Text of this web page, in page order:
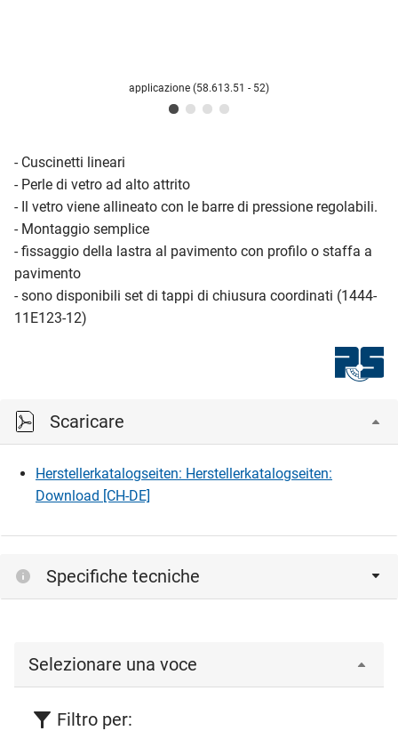
applicazione (58.613.51 - 52)
- Cuscinetti lineari
- Perle di vetro ad alto attrito
- Il vetro viene allineato con le barre di pressione regolabili.
- Montaggio semplice
- fissaggio della lastra al pavimento con profilo o staffa a
pavimento
- sono disponibili set di tappi di chiusura coordinati (1444-
11E123-12)
Scaricare
Herstellerkatalogseiten: Herstellerkatalogseiten:
Download [CH-DE]
Specifiche tecniche
Selezionare una voce
Filtro per: